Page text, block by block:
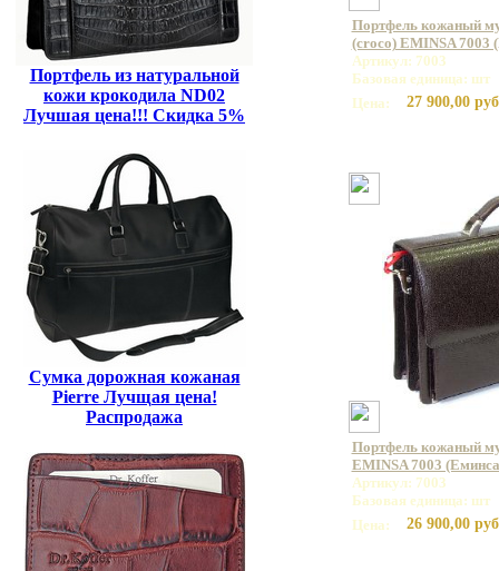
Портфель из натуральной
кожи крокодила ND02
Лучшая цена!!! Скидка 5%
Сумка дорожная кожаная
Pierre Лучщая цена!
Распродажа
Портфель кожаный
(croco) EMINSA 7003
Артикул: 7003
Базовая единица: шт
Цена:
27 900,00
Портфель кожаный
EMINSA 7003
Артикул: 7003
Базовая единица: шт
Цена:
26 900,00